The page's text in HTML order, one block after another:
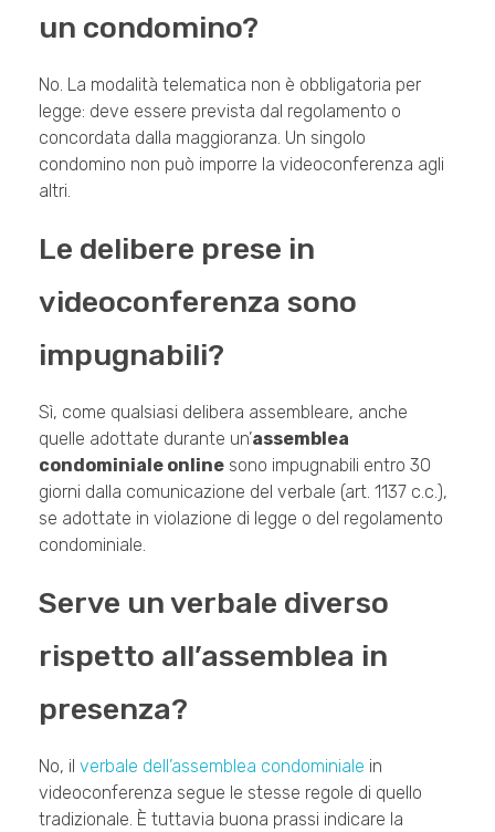
un condomino?
No. La modalità telematica non è obbligatoria per
legge: deve essere prevista dal regolamento o
concordata dalla maggioranza. Un singolo
condomino non può imporre la videoconferenza agli
altri.
Le delibere prese in
videoconferenza sono
impugnabili?
Sì, come qualsiasi delibera assembleare, anche
quelle adottate durante un’assemblea
condominiale online sono impugnabili entro 30
giorni dalla comunicazione del verbale (art. 1137 c.c.),
se adottate in violazione di legge o del regolamento
condominiale.
Serve un verbale diverso
rispetto all’assemblea in
presenza?
No, il verbale dell’assemblea condominiale in
videoconferenza segue le stesse regole di quello
tradizionale. È tuttavia buona prassi indicare la